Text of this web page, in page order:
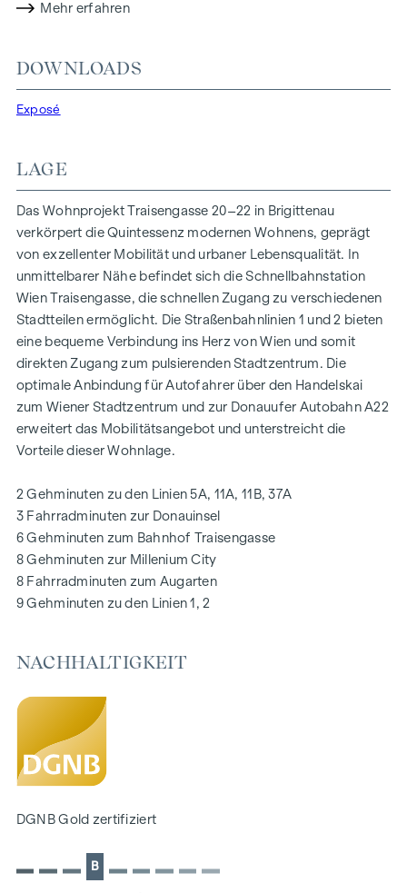
In der Traisengasse 20–22 vereinen sich Ästhetik und
Funktionalität in jeder Wohneinheit. Mit intelligenten
Grundrissen, die von gemütlichen Einzimmerapartments bis
stilvolle Markenfliesen veredeln das Interieur, während die
Fußbodenheizung, gespeist durch umweltfreundliche
Fernwärme, für ein behagliches Raumklima sorgt.
Außenliegender, elektrischer Sonnenschutz und
Klimaanlagen in den Dachgeschoßwohnungen
gewährleisten ein angenehmes Wohnambiente, selbst an
den heißesten Tagen.
AUSSTATTUNG
Eichenparkettböden
Stilvolle Markenfliesen
Außenliegender, elektrischer Sonnenschutz
Klimaanlage im DG
Photovoltaikanlage am Dach
Digitale Gegensprechanlage und
schwarzes Brett über Handyapp
Smarte Hausverwaltungs-App „puck“
HIGHLIGHTS
Gärten, Balkone, Loggien, Dachterrassen
166 Tiefgaragenstellplätze
Ideal für Anleger und Eigennutzer
DGNB Gold Nachhaltigkeits-Vorzertifikat
Lage direkt an der malerischen Donau
NACHHALTIGKEIT
Erschaffung von nachhaltigem Lebensraum und das
Mehr erfahren
DOWNLOADS
Exposé
LAGE
Das Wohnprojekt Traisengasse 20–22 in Brigittenau
verkörpert die Quintessenz modernen Wohnens, geprägt
von exzellenter Mobilität und urbaner Lebensqualität. In
unmittelbarer Nähe befindet sich die Schnellbahnstation
Wien Traisengasse, die schnellen Zugang zu verschiedenen
Stadtteilen ermöglicht. Die Straßenbahnlinien 1 und 2 bieten
eine bequeme Verbindung ins Herz von Wien und somit
direkten Zugang zum pulsierenden Stadtzentrum. Die
optimale Anbindung für Autofahrer über den Handelskai
zum Wiener Stadtzentrum und zur Donauufer Autobahn A22
erweitert das Mobilitätsangebot und unterstreicht die
Vorteile dieser Wohnlage.
2 Gehminuten zu den Linien 5A, 11A, 11B, 37A
3 Fahrradminuten zur Donauinsel
6 Gehminuten zum Bahnhof Traisengasse
8 Gehminuten zur Millenium City
8 Fahrradminuten zum Augarten
9 Gehminuten zu den Linien 1, 2
NACHHALTIGKEIT
DGNB Gold zertifiziert
B